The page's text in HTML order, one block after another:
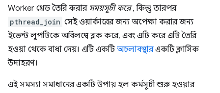
Worker থ্রেড তৈরি করার সময়সূচী করে, কিন্তু তারপর
pthread_join সেই ওয়ার্কারের জন্য অপেক্ষা করার জন্য
ইভেন্ট লুপটিকে অবিলম্বে ব্লক করে, এবং এটি করে এটি তৈরি
হওয়া থেকে বাধা দেয়। এটি একটিঅচলাবস্থারএকটি ক্লাসিক
উদাহরণ।
এই সমস্যা সমাধানের একটি উপায় হল কর্মসূচী শুরু হওয়ার